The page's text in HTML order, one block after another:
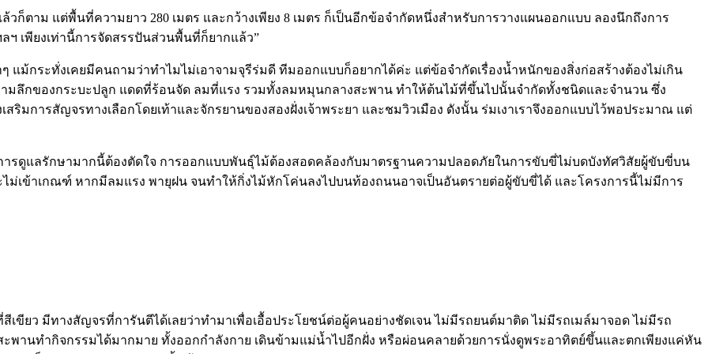
ก็ตาม แต่พื้นที่ความยาว 280 เมตร และกว้างเพียง 8 เมตร ก็เป็นอีกข้อจำกัดหนึ่งสำหรับการวางแผนออกแบบ ลองนึกถึงการ
เพียงเท่านี้การจัดสรรปันส่วนพื้นที่ก็ยากแล้ว”
แม้กระทั่งเคยมีคนถามว่าทำไมไม่เอาจามจุรีร่มดี ทีมออกแบบก็อยากได้ค่ะ แต่ข้อจำกัดเรื่องน้ำหนักของสิ่งก่อสร้างต้องไม่เกิน
ลึกของกระบะปลูก แดดที่ร้อนจัด ลมที่แรง รวมทั้งลมหมุนกลางสะพาน ทำให้ต้นไม้ที่ขึ้นไปนั้นจำกัดทั้งชนิดและจำนวน ซึ่ง
มการสัญจรทางเลือกโดยเท้าและจักรยานของสองฝั่งเจ้าพระยา และชมวิวเมือง ดังนั้น ร่มเงาเราจึงออกแบบไว้พอประมาณ แต่
รดูแลรักษามากนี้ต้องตัดใจ การออกแบบพันธุ์ไม้ต้องสอดคล้องกับมาตรฐานความปลอดภัยในการขับขี่ไม่บดบังทัศวิสัยผู้ขับขี่บน
ม่เข้าเกณฑ์ หากมีลมแรง พายุฝน จนทำให้กิ่งไม้หักโค่นลงไปบนท้องถนนอาจเป็นอันตรายต่อผู้ขับขี่ได้ และโครงการนี้ไม่มีการ
ขียว มีทางสัญจรที่การันตีได้เลยว่าทำมาเพื่อเอื้อประโยชน์ต่อผู้คนอย่างชัดเจน ไม่มีรถยนต์มาติด ไม่มีรถเมล์มาจอด ไม่มีรถ
านทำกิจกรรมได้มากมาย ทั้งออกกำลังกาย เดินข้ามแม่น้ำไปอีกฝั่ง หรือผ่อนคลายด้วยการนั่งดูพระอาทิตย์ขึ้นและตกเพียงแค่หัน